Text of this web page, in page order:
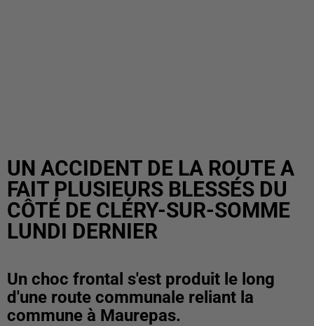
UN ACCIDENT DE LA ROUTE A
FAIT PLUSIEURS BLESSÉS DU
CÔTÉ DE CLÉRY-SUR-SOMME
LUNDI DERNIER
Un choc frontal s'est produit le long
d'une route communale reliant la
commune à Maurepas.